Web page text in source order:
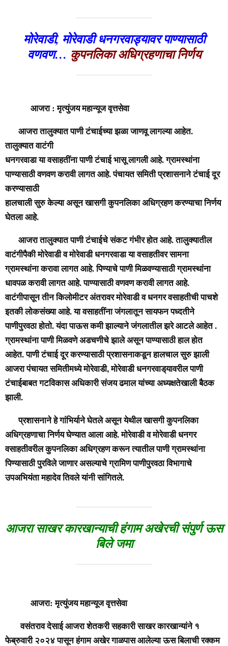
मोरेवाडी, मोरेवाडी धनगरवाड्यावर पाण्यासाठी
वणवण… कुपनलिका अधिग्रहणाचा निर्णय
आजरा : मृत्युंजय महान्यूज वृत्तसेवा
आजरा तालुक्यात पाणी टंचाईच्या झळा जाणवू लागल्या आहेत.
तालुक्यात वाटंगी
धनगरवाडा या वसाहतींना पाणी टंचाई भासू लागली आहे. ग्रामस्थांना
पाण्यासाठी वणवण करावी लागत आहे. पंचायत समिती प्रशासनाने टंचाई दूर
करण्यासाठी
हालचाली सुरु केल्या असून खासगी कुपनलिका अधिग्रहण करण्याचा निर्णय
घेतला आहे.
आजरा तालुक्यात पाणी टंचाईचे संकट गंभीर होत आहे. तालुक्यातील
वाटंगीपैकी मोरेवाडी व मोरेवाडी धनगरवाडा या वसाहतीवर सामना
ग्रामस्थांना करावा लागत आहे. पिण्याचे पाणी मिळवण्यासाठी ग्रामस्थांना
धावपळ करावी लागत आहे. पाण्यासाठी वणवण करावी लागत आहे.
वाटंगीपासून तीन किलोमीटर अंतरावर मोरेवाडी व धनगर वसाहतीची पाचशे
इतकी लोकसंख्या आहे. या वसाहतींना जंगलातून सायफन पध्दतीने
पाणीपुरवठा होतो. यंदा पाऊस कमी झाल्याने जंगलातील झरे आटले आहेत .
ग्रामस्थांना पाणी मिळवणे अडचणीचे झाले असून पाण्यासाठी हाल होत
आहेत. पाणी टंचाई दूर करण्यासाठी प्रशासनाकडून हालचाल सुरु झाली
आजरा पंचायत समितीमध्ये मोरेवाडी, मोरेवाडी धनगरवाड्‌यावरील पाणी
टंचाईबाबत गटविकास अधिकारी संजय ढमाल यांच्या अध्यक्षतेखाली बैठक
झाली.
प्रशासनाने हे गांभिर्याने घेतले असून येथील खासगी कुपनलिका
अधिग्रहणाचा निर्णय घेण्यात आला आहे. मोरेवाडी व मोरेवाडी धनगर
वसाहतीवरील कुपनलिका अधिग्रहण करून त्यातील पाणी ग्रामस्थांना
पिण्यासाठी पुरविले जाणार असल्याचे ग्रामिण पाणीपुरवठा विभागाचे
उपअभियंता महादेव तिवले यांनी सांगितले.
आजरा साखर कारखान्याची हंगाम अखेरची संपुर्ण ऊस
बिले जमा
आजरा: मृत्युंजय महान्यूज वृत्तसेवा
वसंतराव देसाई आजरा शेतकरी सहकारी साखर कारखान्यांने १
फेब्रुवारी २०२४ पासून हंगाम अखेर गाळपास आलेल्या ऊस बिलाची रक्कम